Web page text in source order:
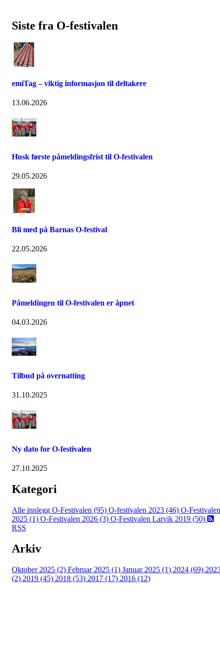
Siste fra O-festivalen
emiTag – viktig informasjon til deltakere
13.06.2026
Husk første påmeldingsfrist til O-festivalen
29.05.2026
Bli med på Barnas O-festival
22.05.2026
Påmeldingen til O-festivalen er åpnet
04.03.2026
Tilbud på overnatting
31.10.2025
Ny dato for O-festivalen
27.10.2025
Kategori
Alle innlegg O-Festivalen (95) O-festivalen 2023 (46) O-Festivalen
2025 (1) O-Festivalen 2026 (3) O-Festivalen Larvik 2019 (50)
RSS
Arkiv
Oktober 2025 (2) Februar 2025 (1) Januar 2025 (1) 2024 (69)
(2) 2019 (45) 2018 (53) 2017 (17) 2016 (12)